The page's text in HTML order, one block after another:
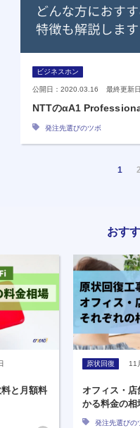
ビジネスホン
公開日：2020.03.16 最終更新
NTTのαA1
発注先選びのツボ
1 2
おす
工事にか
語学研修 11
語学研修の
れぞれの料金
発注先選びの